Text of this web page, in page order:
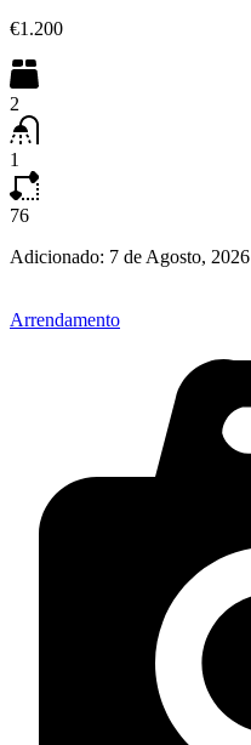
€1.200
2
1
76
Adicionado: 7 de Agosto, 2026
Arrendamento